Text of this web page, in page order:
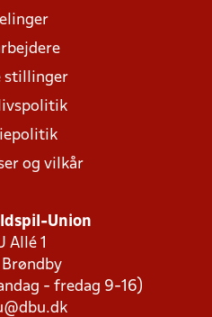
stillinger
og vilkår
Union
Allé 1
- fredag 9-16)